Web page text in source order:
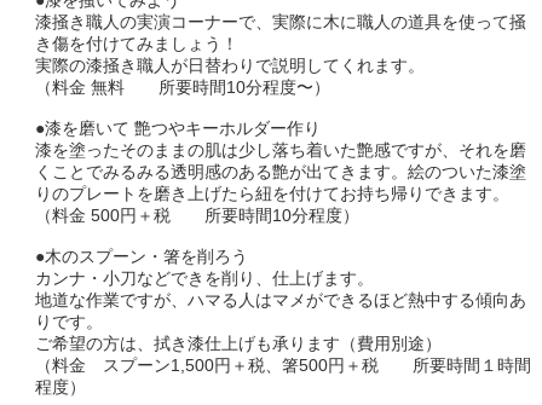
漆掻き職人の実演コーナーで、実際に木に職人の道具を使って掻
き傷を付けてみましょう！
実際の漆掻き職人が日替わりで説明してくれます。
（料金 無料 所要時間10分程度〜）
●漆を磨いて 艶つやキーホルダー作り
漆を塗ったそのままの肌は少し落ち着いた艶感ですが、それを磨
くことでみるみる透明感のある艶が出てきます。絵のついた漆塗
りのプレートを磨き上げたら紐を付けてお持ち帰りできます。
（料金 500円＋税 所要時間10分程度）
●木のスプーン・箸を削ろう
カンナ・小刀などできを削り、仕上げます。
地道な作業ですが、ハマる人はマメができるほど熱中する傾向あ
りです。
ご希望の方は、拭き漆仕上げも承ります（費用別途）
（料金 スプーン1,500円＋税、箸500円＋税 所要時間１時間
程度）